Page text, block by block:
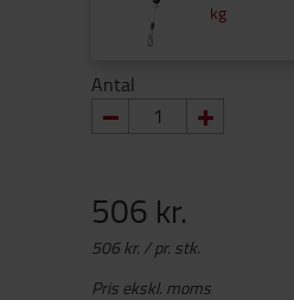
kg
Antal
506 kr.
506 kr. / pr. stk.
Pris ekskl. moms